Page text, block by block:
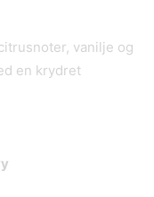
vanilje og
en krydret